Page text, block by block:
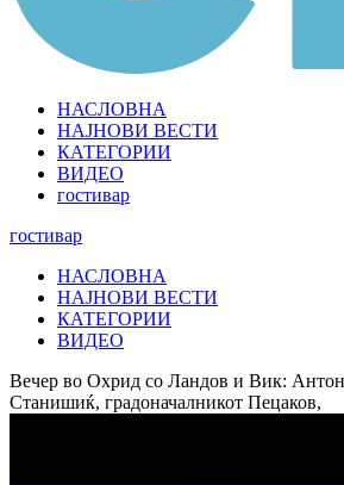
НАСЛОВНА
НАЈНОВИ ВЕСТИ
КАТЕГОРИИ
ВИДЕО
гостивар
гостивар
НАСЛОВНА
НАЈНОВИ ВЕСТИ
КАТЕГОРИИ
ВИДЕО
Вечер во Охрид со Ландов и Вик:
Станишиќ, градоначалникот Пецаков,